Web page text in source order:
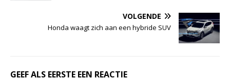
VOLGENDE
Honda waagt zich aan een hybride SUV
GEEF ALS EERSTE EEN REACTIE